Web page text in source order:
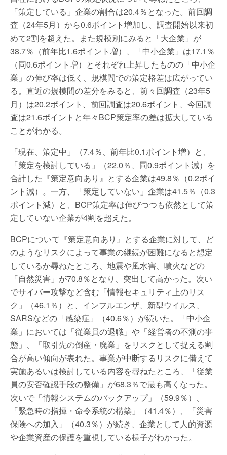
「策定している」企業の割合は20.4％となった。前回調
査（24年5月）から0.6ポイント増加し、調査開始以来初
めて2割を超えた。また規模別にみると「大企業」が
38.7％（前年比1.6ポイント増）、「中小企業」は17.1％
（同0.6ポイント増）とそれぞれ上昇したものの「中小企
業」の伸び率は低く、規模間での策定格差は広がってい
る。直近の規模間の差分をみると、前々回調査（23年5
月）は20.2ポイント、前回調査は20.6ポイント、今回調
査は21.6ポイントと年々BCP策定率の差は拡大している
ことがわかる。
「現在、策定中」（7.4％、前年比0.1ポイント増）と、
「策定を検討している」（22.0％、同0.9ポイント減）を
合計した『策定意向あり』とする企業は49.8％（0.2ポイ
ント減）。一方、「策定していない」企業は41.5％（0.3
ポイント減）と、BCP策定率は伸びつつも依然として策
定していない企業が4割を超えた。
BCPについて『策定意向あり』とする企業に対して、ど
のようなリスクによって事業の継続が困難になると想定
しているか尋ねたところ、地震や風水害、噴火などの
「自然災害」が70.8％となり、突出して高かった。次い
でサイバー攻撃など含む「情報セキュリティ上のリス
ク」（46.1％）と、インフルエンザ、新型ウイルス、
SARSなどの「感染症」（40.6％）が続いた。「中小企
業」においては「従業員の退職」や「経営者の不測の事
態」、「取引先の倒産・廃業」をリスクとして捉える割
合が高い傾向が表れた。事業が中断するリスクに備えて
実施あるいは検討している内容を尋ねたところ、「従業
員の安否確認手段の整備」が68.3％で最も高くなった。
次いで「情報システムのバックアップ」（59.9％）、
「緊急時の指揮・命令系統の構築」（41.4％）、「災害
保険への加入」（40.3％）が続き、企業として人的資源
や企業資産の保護を重視している様子がわかった。